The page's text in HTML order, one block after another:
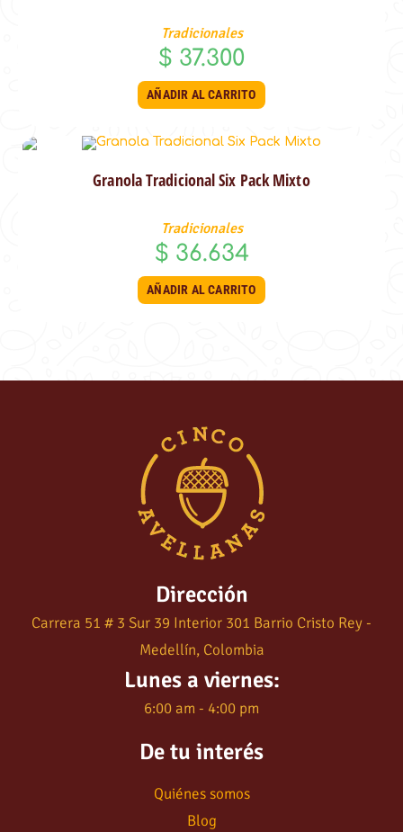
Tradicionales
$ 37.300
AÑADIR AL CARRITO
Granola Tradicional Six Pack Mixto
Tradicionales
$ 36.634
AÑADIR AL CARRITO
Dirección
Carrera 51 # 3 Sur 39 Interior 301 Barrio Cristo Rey -
Medellín, Colombia
Lunes a viernes:
6:00 am - 4:00 pm
De tu interés
Quiénes somos
Blog